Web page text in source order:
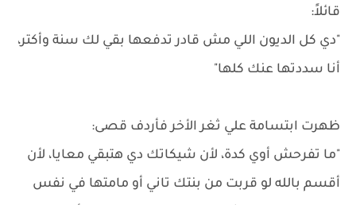
قائلاً:
"دي كل الديون اللي مش قادر تدفعها بقي لك سنة وأكتر،
أنا سددتها عنك كلها"
ظهرت ابتسامة علي ثغر الأخر فأردف قصى:
"ما تفرحش أوي كدة، لأن شيكاتك دي هتبقي معايا، لأن
أقسم بالله لو قربت من بنتك تاني أو مامتها في نفس